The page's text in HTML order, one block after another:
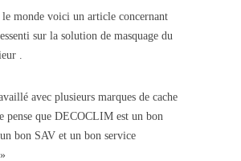
monde voici un article concernant
sur la solution de masquage du
.
avec plusieurs marques de cache
pense que DECOCLIM est un bon
bon SAV et un bon service